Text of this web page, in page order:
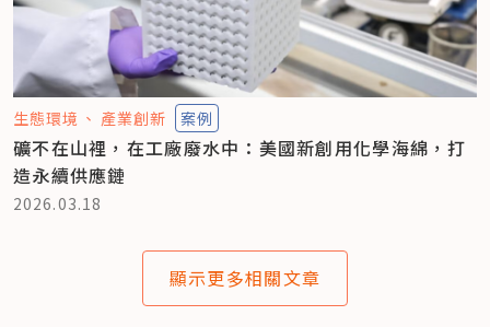
生態環境 產業創新 案例
礦不在山裡，在工廠廢水中：美國新創用化學海綿，打
造永續供應鏈
2026.03.18
顯示更多相關文章